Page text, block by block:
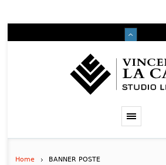
Home BANNER POSTE